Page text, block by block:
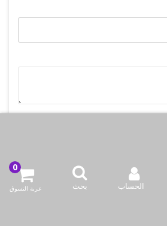
الحساب بحث عربة التسوق